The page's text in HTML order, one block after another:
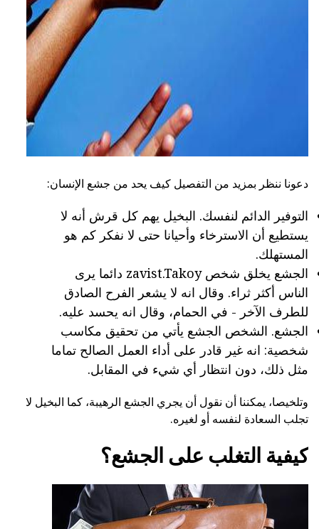
دعونا ننظر بمزيد من التفصيل كيف يحد من جشع الإنسان:
التوفير الدائم لنفسك. البخيل يهم كل قرش أنه لا
يستطيع أن الاسترخاء وأحيانا حتى لا نفكر كم هو
المستهلك.
الجشع يخلق شخص zavist.Takoy دائما يرى
الناس أكثر ثراء. وقال انه لا يشعر الفرح الصادق
للطرف الآخر - في الحمام، وقال انه يحسد عليه.
الجشع. الشخص الجشع يأتي من تحقيق مكاسب
شخصية: انه غير قادر على أداء العمل الصالح تماما
مثل ذلك، دون انتظار أي شيء في المقابل.
وتلخيصا، يمكننا أن نقول أن يجري الجشع الرهيبة، كما البخيل لا
تجلب السعادة لنفسه أو لغيره.
كيفية التغلب على الجشع؟